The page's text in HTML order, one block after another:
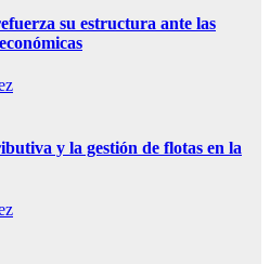
su estructura ante las
y la gestión de flotas en la